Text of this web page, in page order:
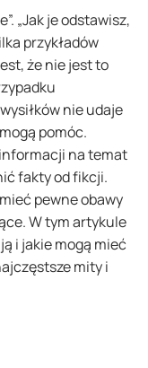
„Jak je odstawisz,
przykładów
że nie jest to
nie udaje
pomóc.
na temat
fakty od fikcji.
pewne obawy
W tym artykule
i jakie mogą mieć
mity i